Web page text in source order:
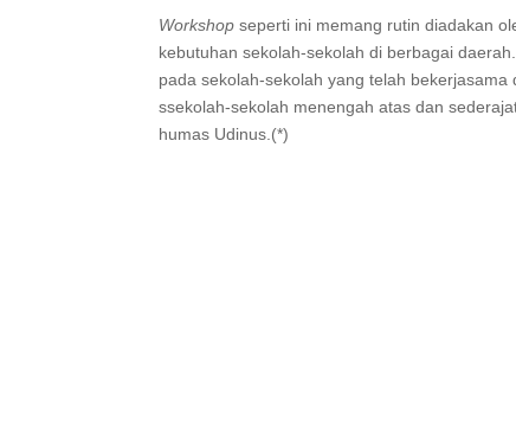
Workshopseperti ini memang rutin diadakan
kebutuhan sekolah-sekolah di berbagai
pada sekolah-sekolah yang telah
ssekolah-sekolah menengah atas dan
humas Udinus.(*)